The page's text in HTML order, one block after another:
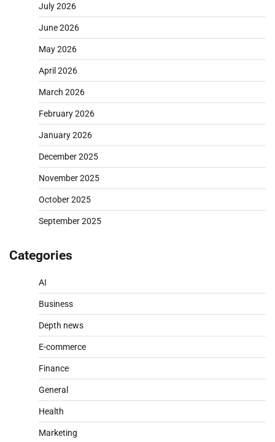
July 2026
June 2026
May 2026
April 2026
March 2026
February 2026
January 2026
December 2025
November 2025
October 2025
September 2025
Categories
AI
Business
Depth news
E-commerce
Finance
General
Health
Marketing